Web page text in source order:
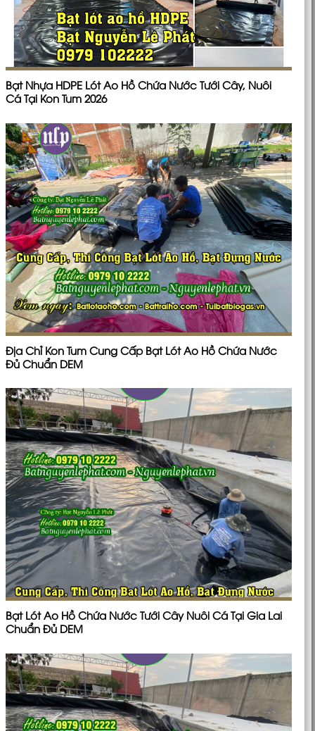
Bạt Nhựa HDPE Lót Ao Hồ Chứa Nước Tưới Cây, Nuôi
Cá Tại Kon Tum 2026
Địa Chỉ Kon Tum Cung Cấp Bạt Lót Ao Hồ Chứa Nước
Đủ Chuẩn DEM
Bạt Lót Ao Hồ Chứa Nước Tưới Cây Nuôi Cá Tại Gia Lai
Chuẩn Đủ DEM